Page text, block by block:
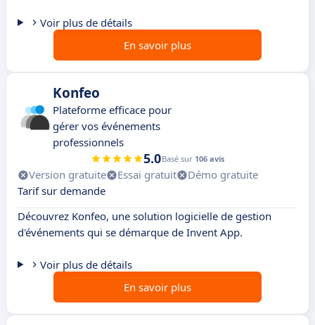
Voir plus de détails
En savoir plus
Konfeo
Plateforme efficace pour
gérer vos événements
professionnels
5.0Basé sur 106 avis
Version gratuite Essai gratuit
Démo gratuite
Tarif sur demande
Découvrez Konfeo, une solution logicielle de gestion
d'événements qui se démarque de Invent App.
Voir plus de détails
En savoir plus